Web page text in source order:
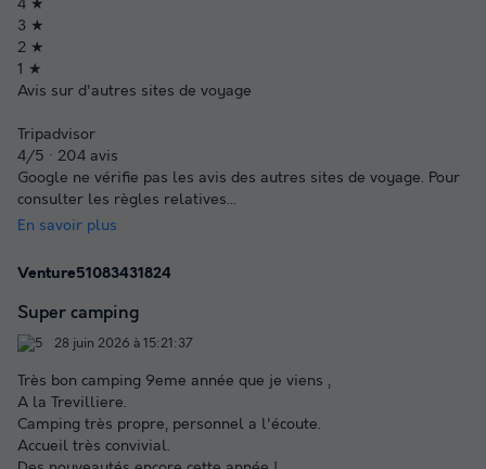
4 ★
3 ★
2 ★
1 ★
Avis sur d'autres sites de voyage
Tripadvisor
4/5 · 204 avis
Google ne vérifie pas les avis des autres sites de voyage. Pour
consulter les règles relatives...
En savoir plus
Venture51083431824
Super camping
28 juin 2026 à 15:21:37
Très bon camping 9eme année que je viens ,
A la Trevilliere.
Camping très propre, personnel a l'écoute.
Accueil très convivial.